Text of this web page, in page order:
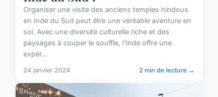
Organiser une visite des anciens temples hindous
en Inde du Sud peut être une véritable aventure en
soi. Avec une diversité culturelle riche et des
paysages à couper le souffle, l'Inde offre une
expér...
24 janvier 2024 2 min de lecture →